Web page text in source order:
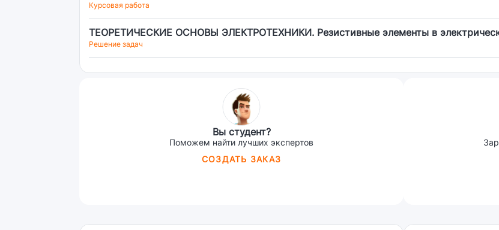
Курсовая работа
ТЕОРЕТИЧЕСКИЕ ОСНОВЫ ЭЛЕКТРОТЕХНИКИ. Резистивные элементы в
Решение задач
Вы студент?
Поможем найти лучших экспертов
СОЗДАТЬ ЗАКАЗ